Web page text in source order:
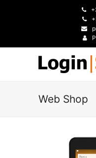
Web Shop